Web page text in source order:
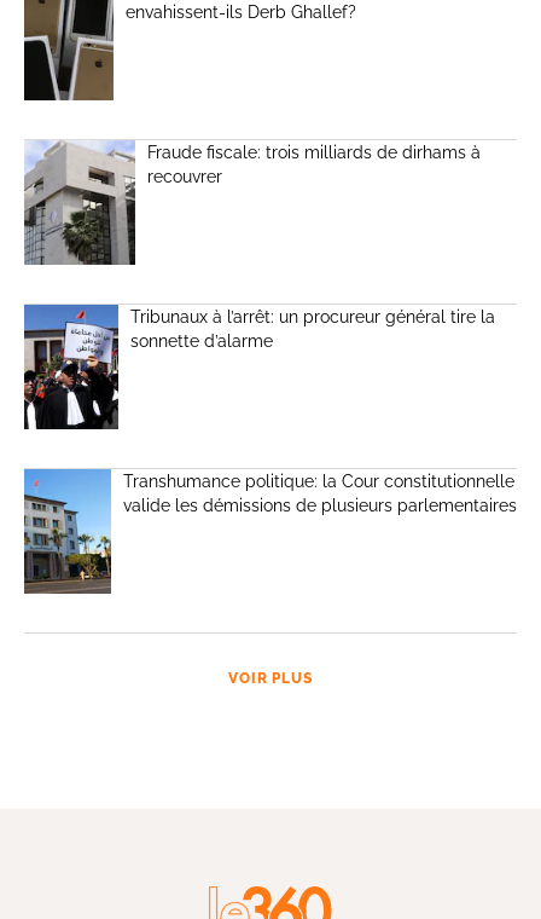
envahissent-ils Derb Ghallef?
Fraude fiscale: trois milliards de dirhams à
recouvrer
Tribunaux à l’arrêt: un procureur général tire la
sonnette d’alarme
Transhumance politique: la Cour constitutionnelle
valide les démissions de plusieurs parlementaires
VOIR PLUS